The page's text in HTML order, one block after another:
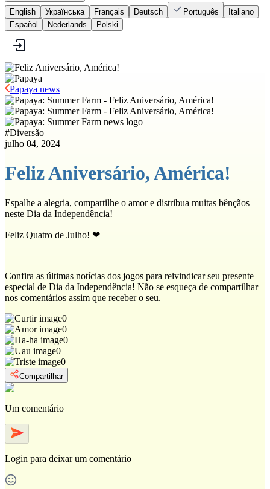
English
Українська Français Deutsch Português
Italiano
Español
Nederlands Polski
Papaya news
#Diversão
julho 04, 2024
Feliz Aniversário, América!
Espalhe a alegria, compartilhe o amor e distribua muitas bênçãos
neste Dia da Independência!
Feliz Quatro de Julho! ❤
Confira as últimas notícias dos jogos para reivindicar seu presente
especial de Dia da Independência! Não se esqueça de compartilhar
nos comentários assim que receber o seu.
0
0
0
0
0
Compartilhar
Um comentário
Login para deixar um comentário